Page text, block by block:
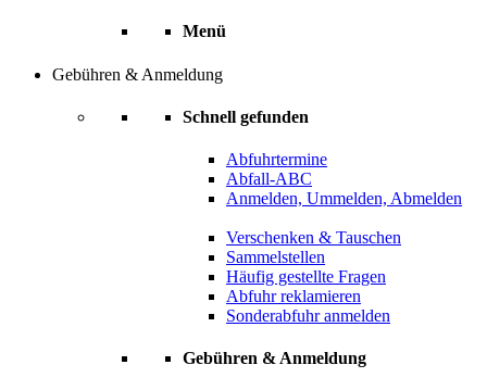
Menü
Gebühren & Anmeldung
Schnell gefunden
Abfuhrtermine
Abfall-ABC
Anmelden, Ummelden, Abmelden
Verschenken & Tauschen
Sammelstellen
Häufig gestellte Fragen
Abfuhr reklamieren
Sonderabfuhr anmelden
Gebühren & Anmeldung